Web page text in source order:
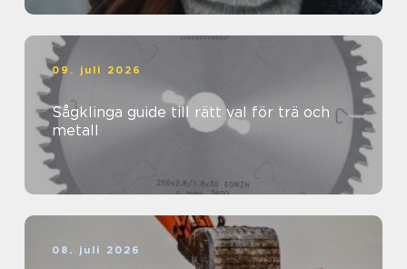
09. juli 2026
Sågklinga guide till rätt val för trä och
metall
08. juli 2026